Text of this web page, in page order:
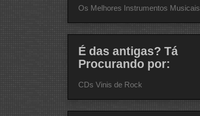
Os Melhores Instrumentos Musicais
É das antigas? Tá
Procurando por:
CDs Vinis de Rock